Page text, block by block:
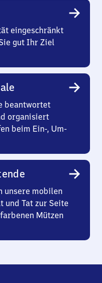
eingeschränkt
gut Ihr Ziel
beantwortet
organisiert
beim Ein-, Um-
unsere mobilen
und Tat zur Seite
Mützen